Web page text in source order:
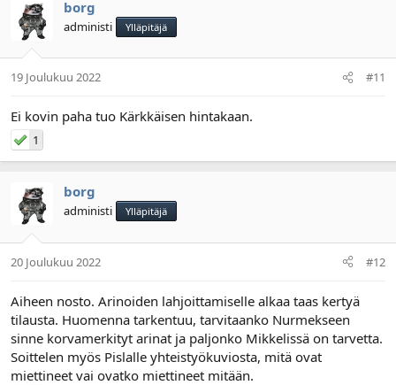
borg
administi Ylläpitäjä
19 Joulukuu 2022 #11
Ei kovin paha tuo Kärkkäisen hintakaan.
1
borg
administi Ylläpitäjä
20 Joulukuu 2022 #12
Aiheen nosto. Arinoiden lahjoittamiselle alkaa taas kertyä
tilausta. Huomenna tarkentuu, tarvitaanko Nurmekseen
sinne korvamerkityt arinat ja paljonko Mikkelissä on tarvetta.
Soittelen myös Pislalle yhteistyökuviosta, mitä ovat
miettineet vai ovatko miettineet mitään.